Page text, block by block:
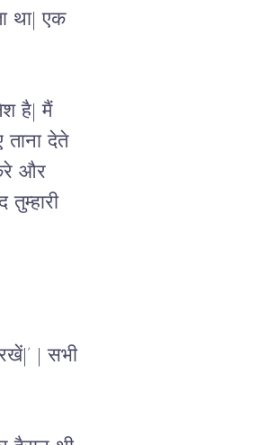
था| एक
है| मैं
देते
और
| सभी